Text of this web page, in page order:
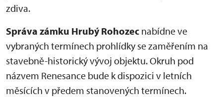
zdiva.
Správa zámku Hrubý Rohozec nabídne ve
vybraných termínech prohlídky se zaměřením na
stavebně-historický vývoj objektu. Okruh pod
názvem Renesance bude k dispozici v letních
měsících v předem stanovených termínech.